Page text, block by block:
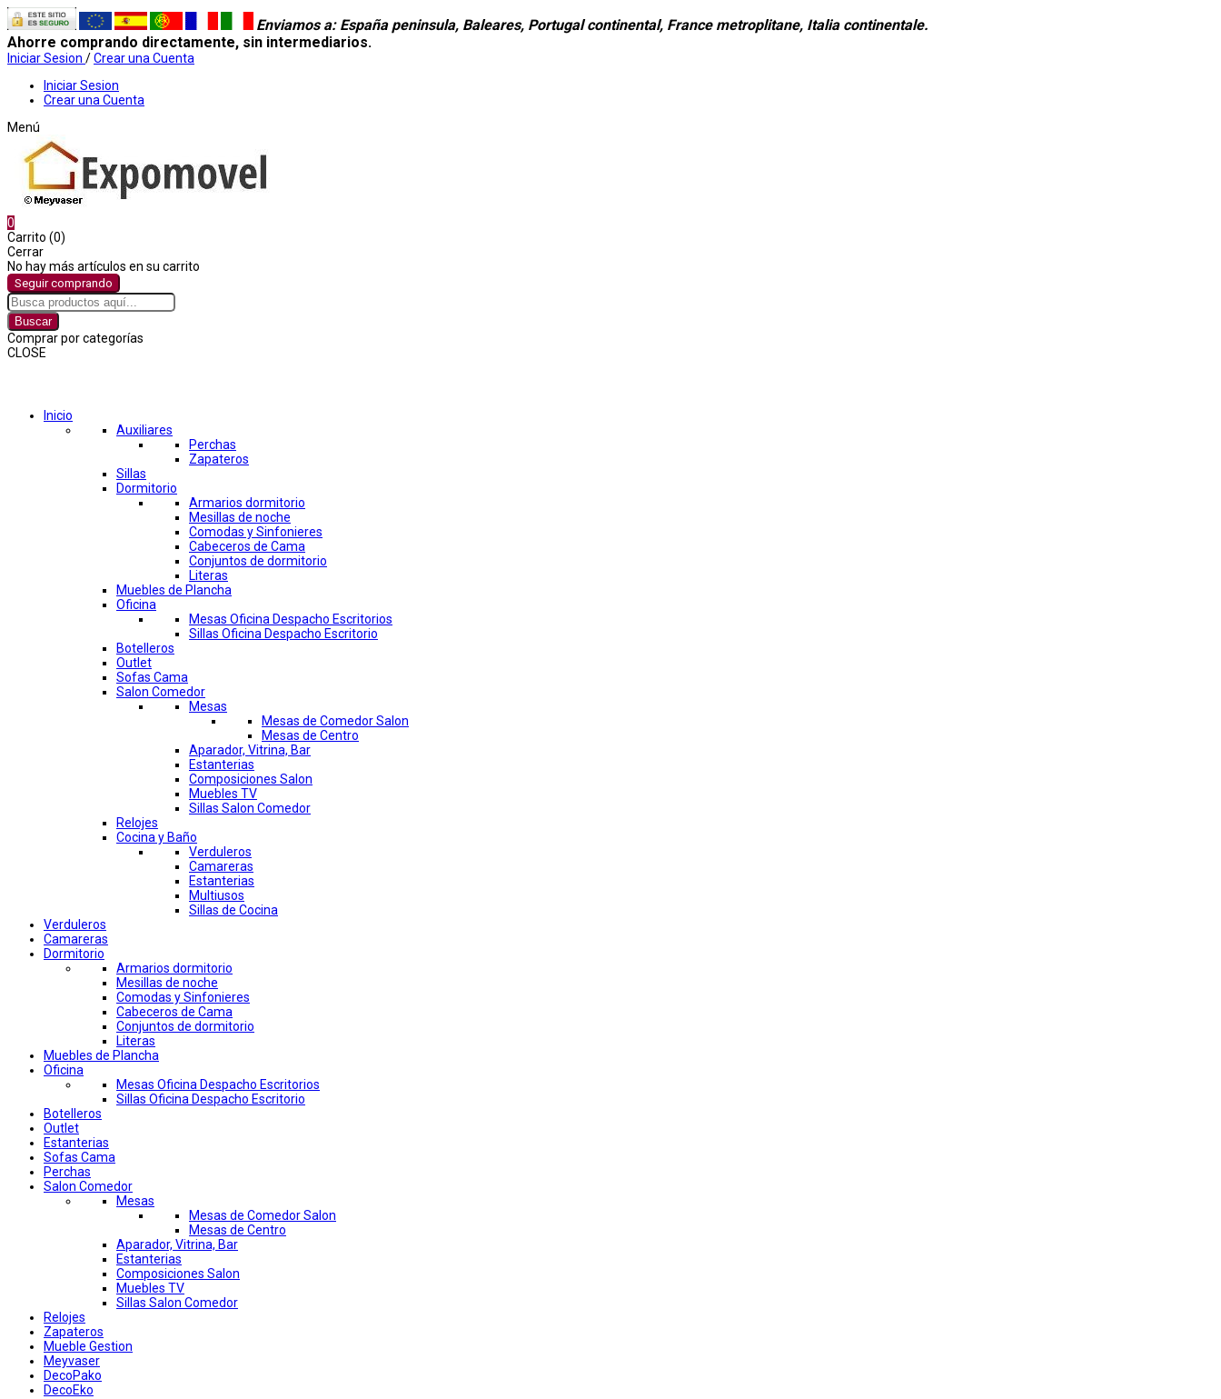
Enviamos a: España peninsula, Baleares, Portugal continental, France metroplitane, Italia continentale.
Ahorre comprando directamente, sin intermediarios.
Iniciar Sesion /Crear una Cuenta
Iniciar Sesion
Crear una Cuenta
Menú
0
Carrito (0)
Cerrar
No hay más artículos en su carrito
Seguir comprando
Buscar
Comprar por categorías
CLOSE
Inicio
Auxiliares
Perchas
Zapateros
Sillas
Dormitorio
Armarios dormitorio
Mesillas de noche
Comodas y Sinfonieres
Cabeceros de Cama
Conjuntos de dormitorio
Literas
Muebles de Plancha
Oficina
Mesas Oficina Despacho Escritorios
Sillas Oficina Despacho Escritorio
Botelleros
Outlet
Sofas Cama
Salon Comedor
Mesas
Mesas de Comedor Salon
Mesas de Centro
Aparador, Vitrina, Bar
Estanterias
Composiciones Salon
Muebles TV
Sillas Salon Comedor
Relojes
Cocina y Baño
Verduleros
Camareras
Estanterias
Multiusos
Sillas de Cocina
Verduleros
Camareras
Dormitorio
Armarios dormitorio
Mesillas de noche
Comodas y Sinfonieres
Cabeceros de Cama
Conjuntos de dormitorio
Literas
Muebles de Plancha
Oficina
Mesas Oficina Despacho Escritorios
Sillas Oficina Despacho Escritorio
Botelleros
Outlet
Estanterias
Sofas Cama
Perchas
Salon Comedor
Mesas
Mesas de Comedor Salon
Mesas de Centro
Aparador, Vitrina, Bar
Estanterias
Composiciones Salon
Muebles TV
Sillas Salon Comedor
Relojes
Zapateros
Mueble Gestion
Meyvaser
DecoPako
DecoEko